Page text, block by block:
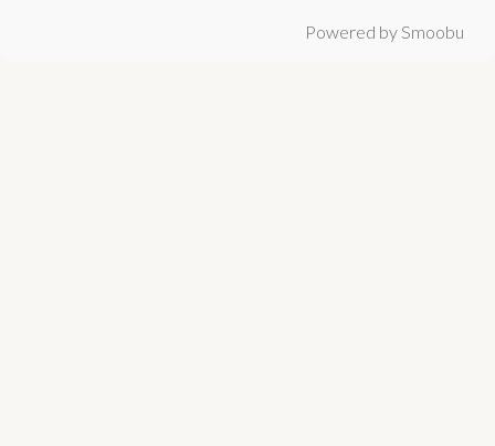
Powered by Smoobu